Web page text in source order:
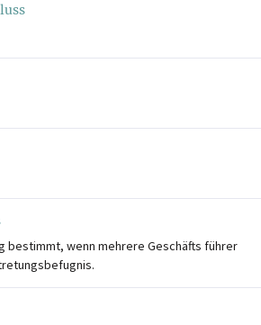
bestimmt, wenn mehrere Geschäfts führer